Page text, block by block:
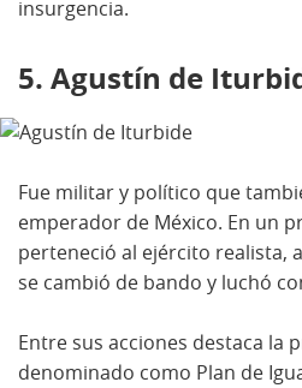
insurgencia.
5. Agustín de
Fue militar y político que
emperador de México. En un
perteneció al ejército realista,
se cambió de bando y luchó
Entre sus acciones destaca la
denominado como Plan de